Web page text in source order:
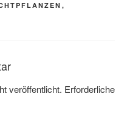
,
veröffentlicht. Erforderliche